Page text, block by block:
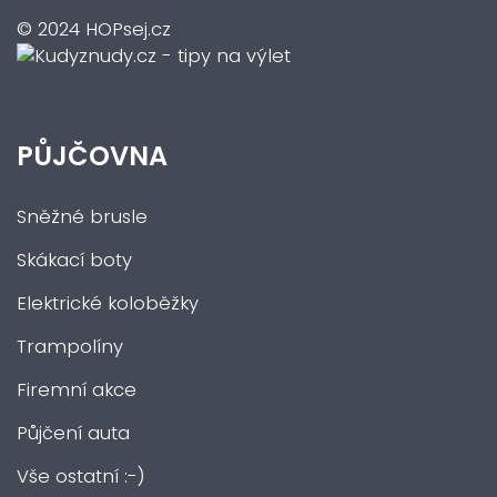
© 2024 HOPsej.cz
PŮJČOVNA
Sněžné brusle
Skákací boty
Elektrické koloběžky
Trampolíny
Firemní akce
Půjčení auta
Vše ostatní :-)